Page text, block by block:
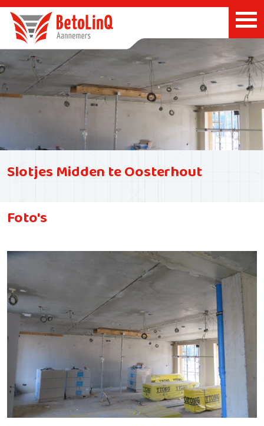
Slotjes Midden te Oosterhout
Foto's